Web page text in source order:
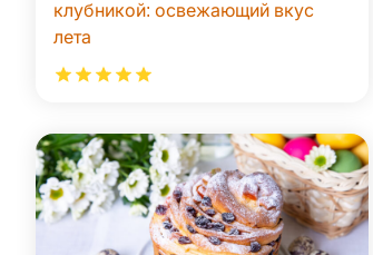
клубникой: освежающий вкус
лета